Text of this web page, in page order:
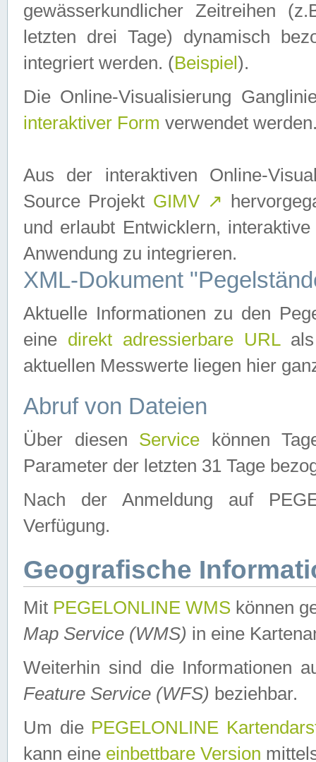
gewässerkundlicher Zeitreihen
letzten drei Tage) dynamisch
integriert werden. (Beispiel ).
Die Online-Visualisierung
interaktiver Form verwendet
Aus der interaktiven Online-
Source Projekt GIMV ↗
und erlaubt Entwicklern,
Anwendung zu integrieren.
XML-Dokument
Aktuelle Informationen zu den
eine direkt adressierbare URLals
aktuellen Messwerte liegen hier
Abruf von Dateien
Über diesen Service können
Parameter der letzten 31 Tage
Nach der Anmeldung auf
Verfügung.
Geografische
Mit PEGELONLINE WMS können
Map Service (WMS) in eine
Weiterhin sind die Informationen
Feature Service (WFS) beziehbar.
Um die PEGELONLINE
kann eine einbettbare Version